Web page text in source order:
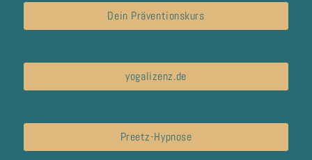
Dein Präventionskurs
yogalizenz.de
Preetz-Hypnose